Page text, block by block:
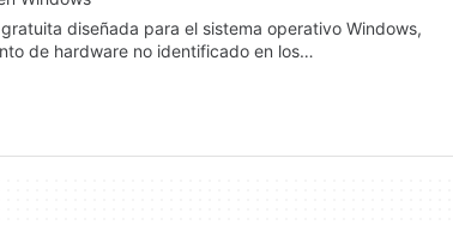
diseñada para el sistema operativo Windows,
de hardware no identificado en los…